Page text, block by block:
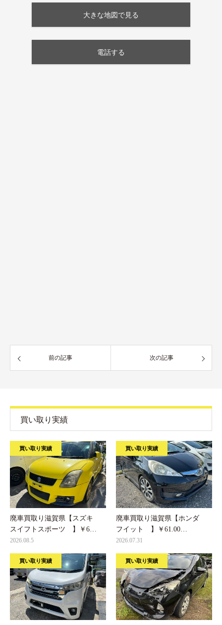
大きな地図で見る
電話する
前の記事 次の記事
買い取り実績
買い取り実績
廃車買取り滋賀県【スズキ
スイフトスポーツ 】￥6…
2026.08.5
買い取り実績
廃車買取り滋賀県【ホンダ
フイット 】￥61.00…
2026.07.31
買い取り実績 買い取り実績